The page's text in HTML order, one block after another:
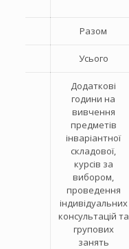
Разом
Усього
Додаткові
години на
вивчення
предметів
інваріантної
складової,
курсів за
вибором,
проведення
індивідуальних
консультацій та
групових
занять